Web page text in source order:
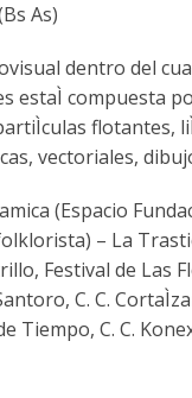
As)
dentro del
estaÌ
vectoriales,
(Espacio
– La
Festival de
C. C.
Tiempo, C. C.